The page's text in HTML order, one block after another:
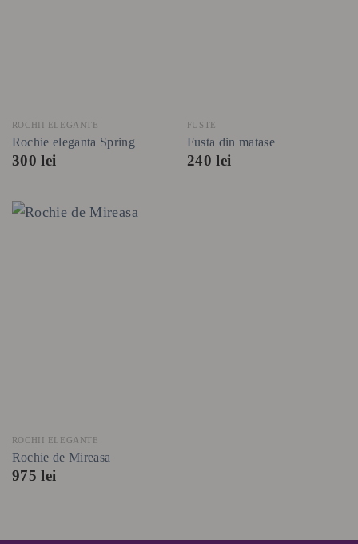
ROCHII ELEGANTE
Rochie eleganta Spring
300lei
FUSTE
Fusta din matase
240lei
ROCHII ELEGANTE
Rochie de Mireasa
975lei